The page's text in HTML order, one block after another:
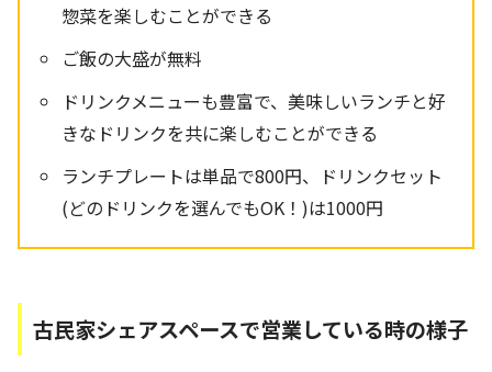
惣菜を楽しむことができる
ご飯の大盛が無料
ドリンクメニューも豊富で、美味しいランチと好
きなドリンクを共に楽しむことができる
ランチプレートは単品で800円、ドリンクセット
(どのドリンクを選んでもOK！)は1000円
古民家シェアスペースで営業している時の様子